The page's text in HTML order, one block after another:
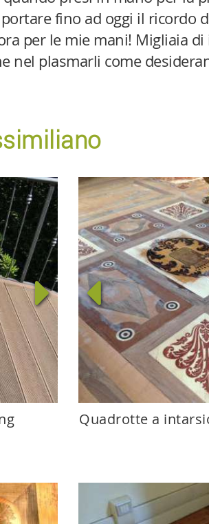
fino ad oggi il ricordo
per le mie mani! Migliaia
nel plasmarli come
Quadrotte a